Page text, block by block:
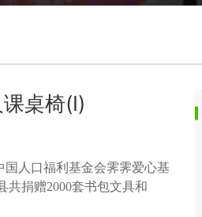
桌椅(I)
人口福利基金会霁霁爱心基
共捐赠2000套书包文具和